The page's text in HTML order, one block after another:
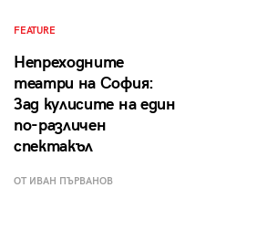
FEATURE
Непреходните
театри на София:
Зад кулисите на един
по-различен
спектакъл
ОТ ИВАН ПЪРВАНОВ